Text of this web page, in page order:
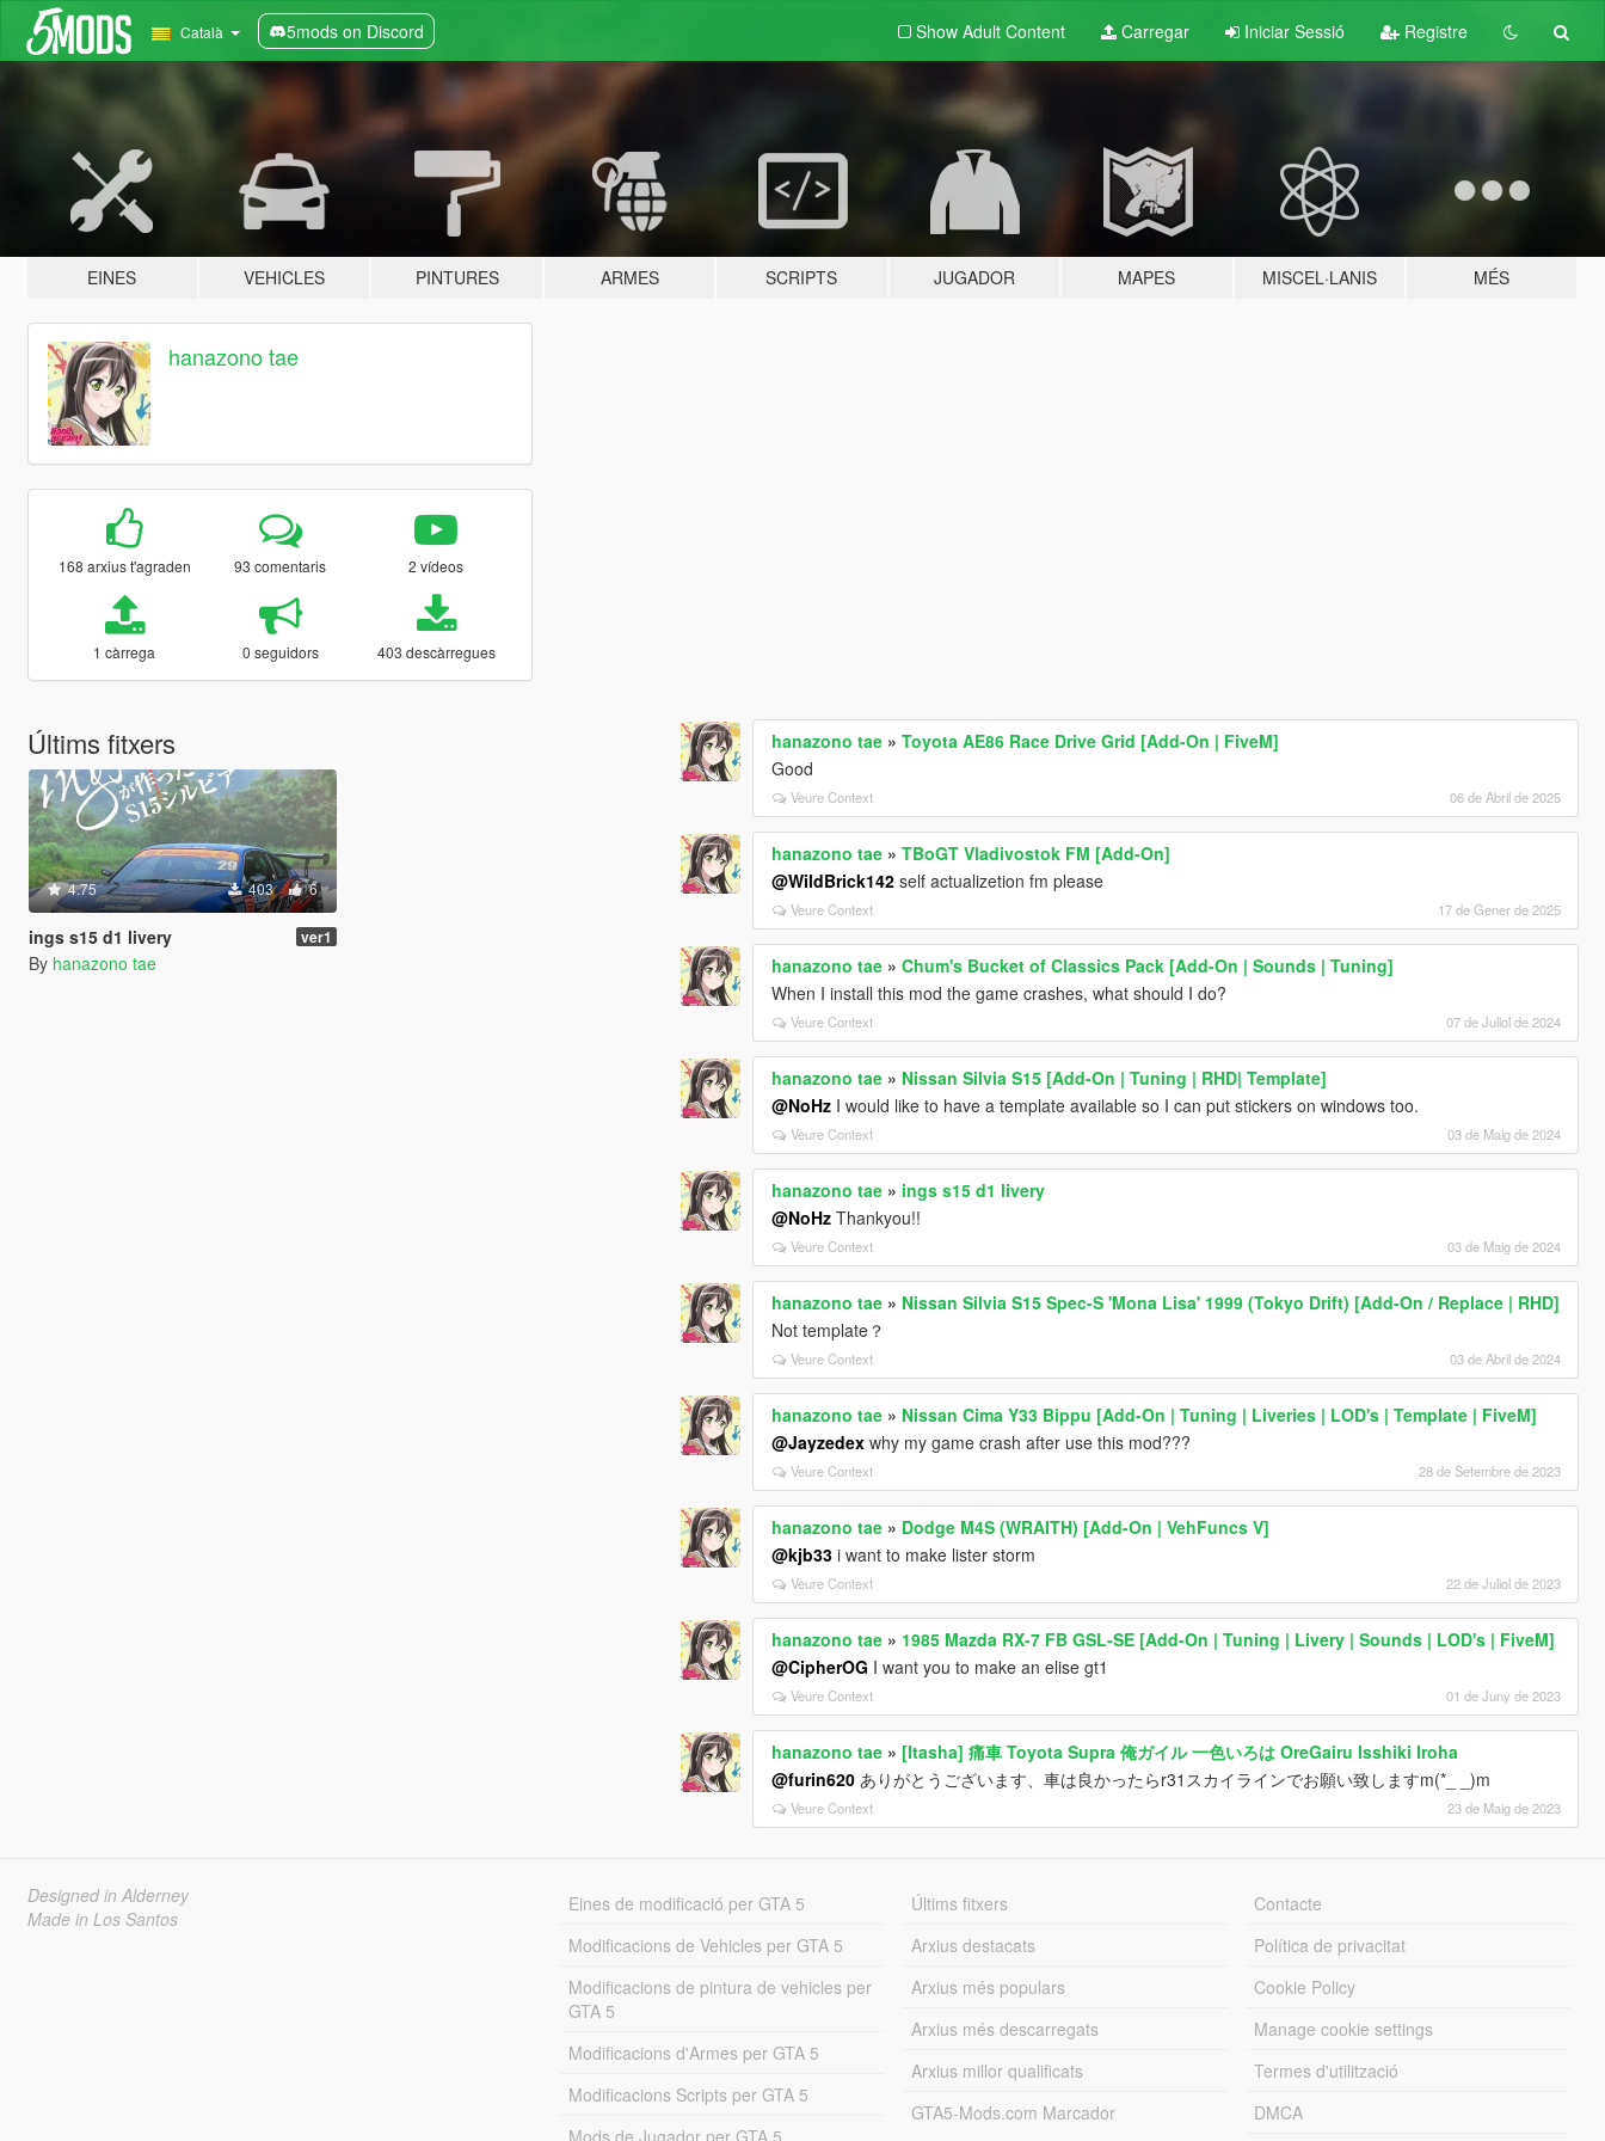
Català 5mods on Discord Show Adult Content Carregar Iniciar Sessió Registre
EINES VEHICLES PINTURES ARMES SCRIPTS JUGADOR MAPES MISCEL·LANIS MÉS
hanazono tae
168 arxius t'agraden 93 comentaris 2 vídeos
1 càrrega 0 seguidors 403 descàrregues
Últims fitxers
4.75 403 6
ings s15 d1 livery ver1
By hanazono tae
hanazono tae »Toyota AE86 Race Drive Grid [Add-On | FiveM]
Good
Veure Context 06 de Abril de 2025
hanazono tae »TBoGT Vladivostok FM [Add-On]
@WildBrick142 self actualizetion fm please
Veure Context 17 de Gener de 2025
hanazono tae »Chum's Bucket of Classics Pack [Add-On | Sounds | Tuning]
When I install this mod the game crashes, what should I do?
Veure Context 07 de Juliol de 2024
hanazono tae » Nissan Silvia S15 [Add-On | Tuning | RHD| Template]
@NoHz I would like to have a template available so I can put stickers on windows too.
Veure Context 03 de Maig de 2024
hanazono tae » ings s15 d1 livery
@NoHz Thankyou!!
Veure Context 03 de Maig de 2024
hanazono tae » Nissan Silvia S15 Spec-S 'Mona Lisa' 1999 (Tokyo Drift) [Add-On / Replace | RHD]
Not template？
Veure Context 03 de Abril de 2024
hanazono tae » Nissan Cima Y33 Bippu [Add-On | Tuning | Liveries | LOD's | Template | FiveM]
@Jayzedex why my game crash after use this mod???
Veure Context 28 de Setembre de 2023
hanazono tae » Dodge M4S (WRAITH) [Add-On | VehFuncs V]
@kjb33 i want to make lister storm
Veure Context 22 de Juliol de 2023
hanazono tae » 1985 Mazda RX-7 FB GSL-SE [Add-On | Tuning | Livery | Sounds | LOD's | FiveM]
@CipherOG I want you to make an elise gt1
Veure Context 01 de Juny de 2023
hanazono tae » [Itasha] 痛車 Toyota Supra 俺ガイル 一色いろは OreGairu Isshiki Iroha
@furin620 ありがとうございます、車は良かったらr31スカイラインでお願い致しますm(*_ _)m
Veure Context 23 de Maig de 2023
Designed in Alderney
Made in Los Santos
Eines de modificació per GTA 5
Modificacions de Vehicles per GTA 5
Modificacions de pintura de vehicles per
GTA 5
Modificacions d'Armes per GTA 5
Modificacions Scripts per GTA 5
Mods de Jugador per GTA 5
Últims fitxers
Arxius destacats
Arxius més populars
Arxius més descarregats
Arxius millor qualificats
GTA5-Mods.com Marcador
Contacte
Política de privacitat
Cookie Policy
Manage cookie settings
Termes d'utilització
DMCA